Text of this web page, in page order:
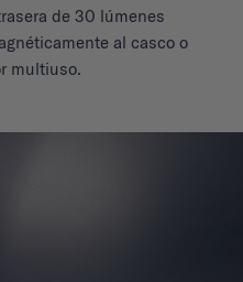
de 30 lúmenes
al casco o
multiuso.